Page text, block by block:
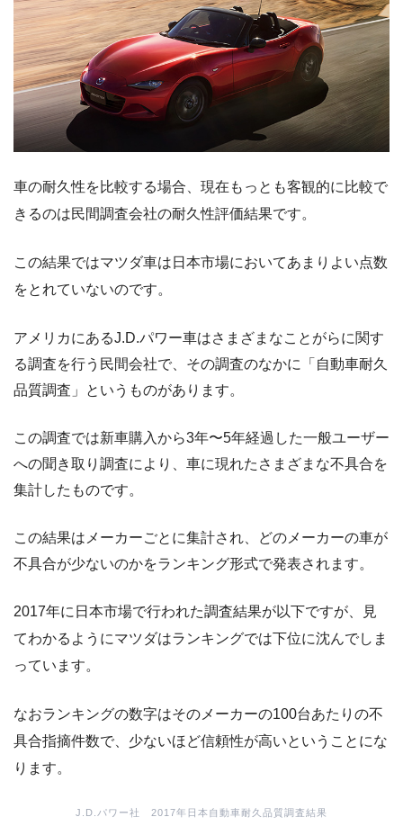
車の耐久性を比較する場合、現在もっとも客観的に比較で
きるのは民間調査会社の耐久性評価結果です。
この結果ではマツダ車は日本市場においてあまりよい点数
をとれていないのです。
アメリカにあるJ.D.パワー車はさまざまなことがらに関す
る調査を行う民間会社で、その調査のなかに「自動車耐久
品質調査」というものがあります。
この調査では新車購入から3年〜5年経過した一般ユーザー
への聞き取り調査により、車に現れたさまざまな不具合を
集計したものです。
この結果はメーカーごとに集計され、どのメーカーの車が
不具合が少ないのかをランキング形式で発表されます。
2017年に日本市場で行われた調査結果が以下ですが、見
てわかるようにマツダはランキングでは下位に沈んでしま
っています。
なおランキングの数字はそのメーカーの100台あたりの不
具合指摘件数で、少ないほど信頼性が高いということにな
ります。
J.D.パワー社 2017年日本自動車耐久品質調査結果